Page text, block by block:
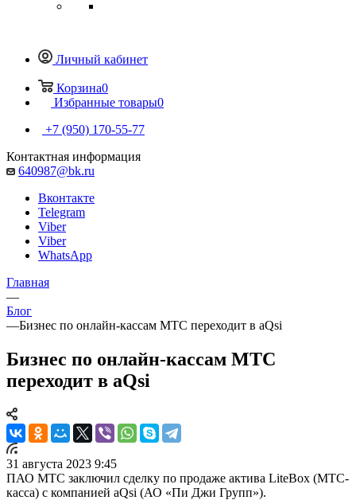
Личный кабинет
Корзина0
Избранные товары0
+7 (950) 170-55-77
Контактная информация
640987@bk.ru
Вконтакте
Telegram
Viber
Viber
WhatsApp
Главная
—
Блог
—Бизнес по онлайн-кассам МТС переходит в aQsi
Бизнес по онлайн-кассам МТС
переходит в aQsi
31 августа 2023 9:45
ПАО МТС заключил сделку по продаже актива LiteBox (МТС-
касса) с компанией aQsi (АО «Пи Джи Групп»).